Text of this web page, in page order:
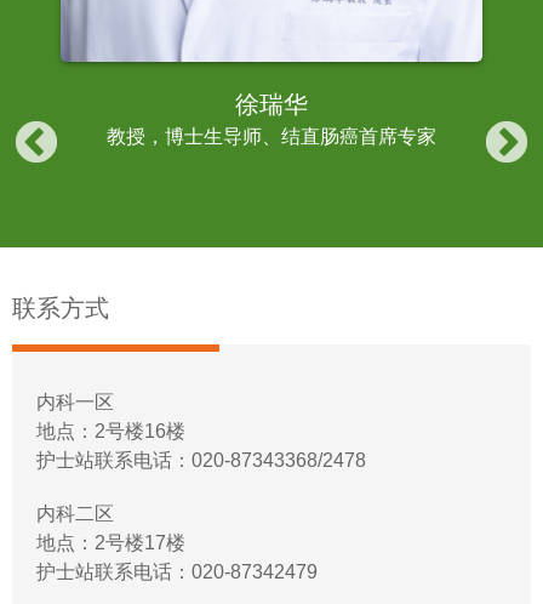
徐瑞华
教授，博士生导师、结直肠癌首席专家
联系方式
内科一区
地点：2号楼16楼
护士站联系电话：020-87343368/2478
内科二区
地点：2号楼17楼
护士站联系电话：020-87342479